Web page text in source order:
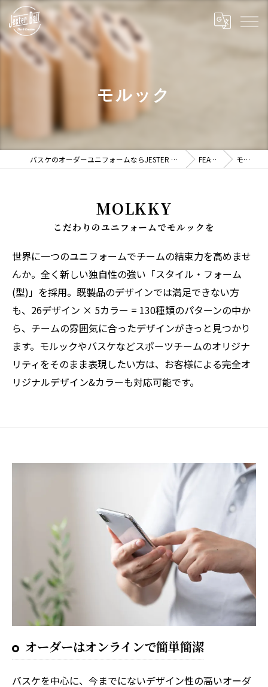
モルック
バスケのオーダーユニフォームならJESTER BALL -ジェスターボール- FEATURE モルック
MOLKKY
こだわりのユニフォームでモルックを
世界に一つのユニフォームでチームの結束力を高めませ
んか。全く新しい独自性の強い「スタイル・フォーム
(型)」を採用。既製品のデザインでは満足できない方
も、26デザイン × 5カラー = 130種類のパターンの中か
ら、チームの雰囲気に合ったデザインがきっと見つかり
ます。モルックやバスケなどスポーツチームのオリジナ
リティをそのまま表現したい方は、お客様による完全オ
リジナルデザイン&カラーも対応可能です。
オーダーはオンラインで簡単簡潔
バスケを中心に、今までにないデザイン性の高いオーダ